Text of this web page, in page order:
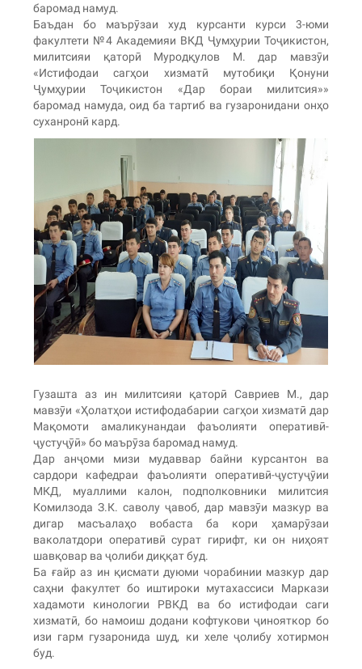
баромад намуд.
Баъдан бо маърӯзаи худ курсанти курси 3-юми
факултети №4 Академияи ВКД Ҷумҳурии Тоҷикистон,
милитсияи қаторӣ Муродқулов М. дар мавзӯи
«Истифодаи сагҳои хизматӣ мутобиқи Қонуни
Ҷумҳурии Тоҷикистон «Дар бораи милитсия»»
баромад намуда, оид ба тартиб ва гузаронидани онҳо
суханронӣ кард.
Гузашта аз ин милитсияи қаторӣ Савриев М., дар
мавзӯи «Ҳолатҳои истифодабарии сагҳои хизматӣ дар
Мақомоти амаликунандаи фаъолияти оперативӣ-
ҷустуҷӯӣ» бо маърӯза баромад намуд.
Дар анҷоми мизи мудаввар байни курсантон ва
сардори кафедраи фаъолияти оперативӣ-ҷустуҷӯии
МКД, муаллими калон, подполковники милитсия
Комилзода З.К. саволу ҷавоб, дар мавзӯи мазкур ва
дигар масъалаҳо вобаста ба кори ҳамарӯзаи
ваколатдори оперативӣ сурат гирифт, ки он ниҳоят
шавқовар ва ҷолиби диққат буд.
Ба ғайр аз ин қисмати дуюми чорабинии мазкур дар
саҳни факултет бо иштироки мутахассиси Маркази
хадамоти кинологии РВКД ва бо истифодаи саги
хизматӣ, бо намоиш додани кофтукови ҷинояткор бо
изи гарм гузаронида шуд, ки хеле ҷолибу хотирмон
буд.